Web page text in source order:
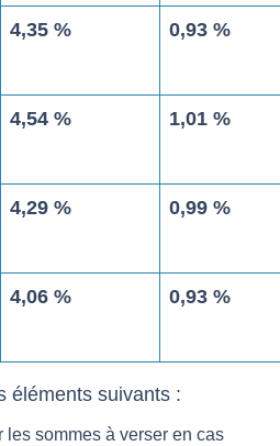
4,35 % 0,93 %
4,54 % 1,01 %
4,29 % 0,99 %
4,06 % 0,93 %
éléments suivants :
les sommes à verser en cas